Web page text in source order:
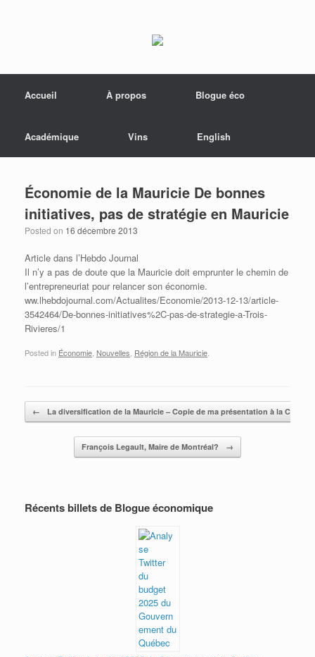
Accueil
À propos Blogue éco
Académique Vins English
Économie de la Mauricie De bonnes
initiatives, pas de stratégie en Mauricie
Posted on 16 décembre 2013
Article dans l’Hebdo Journal
Il n’y a pas de doute que la Mauricie doit emprunter le chemin de
l’entrepreneuriat pour relancer son économie.
ww.lhebdojournal.com/Actualites/Economie/2013-12-13/article-
3542464/De-bonnes-initiatives%2C-pas-de-strategie-a-Trois-
Rivieres/1
Posted in Économie Nouvelles Région de la Mauricie
Post navigation
← La diversification de la Mauricie – Copie de ma présentation à la CCITR
François Legault, Maire de Montréal? →
Récents billets de Blogue économique